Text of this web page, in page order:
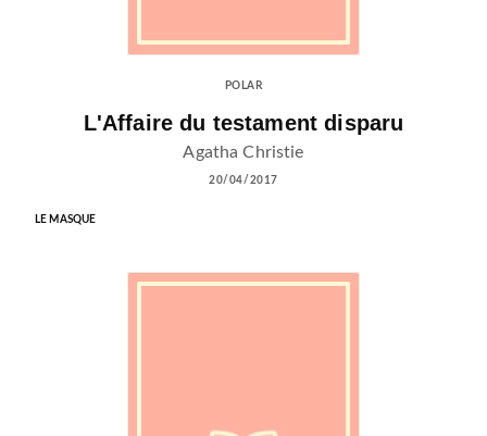
POLAR
L'Affaire du testament disparu
Agatha Christie
20/04/2017
LE MASQUE